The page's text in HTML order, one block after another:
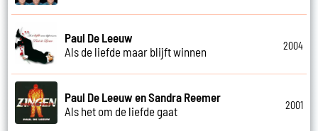
Paul De Leeuw
Als de liefde maar blijft winnen
2004
Paul De Leeuw en Sandra Reemer
Als het om de liefde gaat
2001